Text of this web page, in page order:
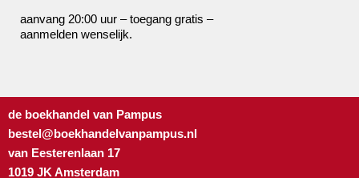
aanvang 20:00 uur – toegang gratis –
aanmelden wenselijk.
de boekhandel van Pampus
bestel@boekhandelvanpampus.nl
van Eesterenlaan 17
1019 JK Amsterdam